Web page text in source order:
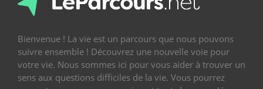
Bienvenue ! La vie est un parcours que nous pouvons
suivre ensemble ! Découvrez une nouvelle voie pour
votre vie. Nous sommes ici pour vous aider à trouver un
sens aux questions difficiles de la vie. Vous pourrez